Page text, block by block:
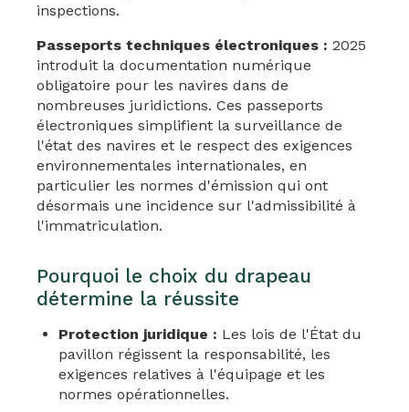
inspections.
Passeports techniques électroniques : 2025
introduit la documentation numérique
obligatoire pour les navires dans de
nombreuses juridictions. Ces passeports
électroniques simplifient la surveillance de
l'état des navires et le respect des exigences
environnementales internationales, en
particulier les normes d'émission qui ont
désormais une incidence sur l'admissibilité à
l'immatriculation.
Pourquoi le choix du drapeau
détermine la réussite
Protection juridique : Les lois de l'État du
pavillon régissent la responsabilité, les
exigences relatives à l'équipage et les
normes opérationnelles.